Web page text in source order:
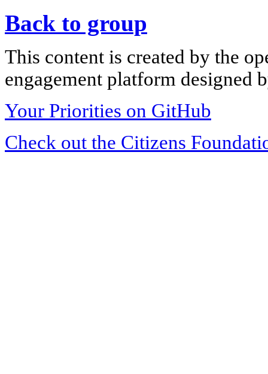
Back to group
This content is created by the
engagement platform designed
Your Priorities on GitHub
Check out the Citizens